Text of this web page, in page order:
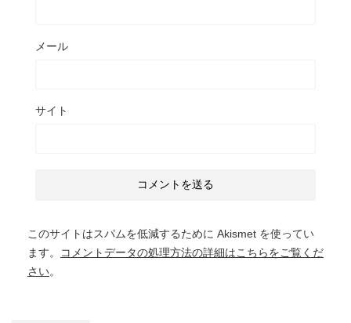
メール
サイト
このサイトはスパムを低減するために Akismet を使ってい
ます。
コメントデータの処理方法の詳細はこちらをご覧くだ
さい。